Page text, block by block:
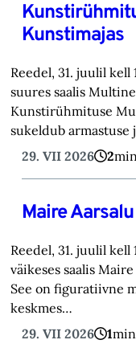
Kunstimajas
Reedel, 31. juulil kell
suures saalis
Kunstirühmituse
sukeldub armastuse
29. VII 2026
2
Maire
Reedel, 31. juulil kell
väikeses saalis
See on figuratiivne
keskmes…
29. VII 2026
1